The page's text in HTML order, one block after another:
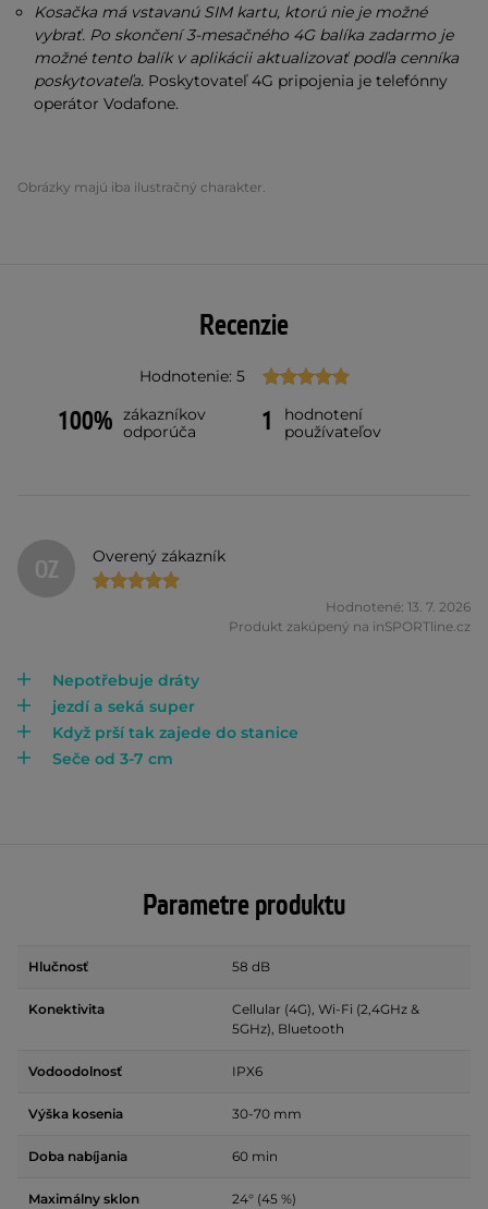
Kosačka má vstavanú SIM kartu, ktorú nie je možné
vybrať. Po skončení 3-mesačného 4G balíka zadarmo je
možné tento balík v aplikácii aktualizovať podľa cenníka
poskytovateľa. Poskytovateľ 4G pripojenia je telefónny
operátor Vodafone.
Obrázky majú iba ilustračný charakter.
Recenzie
Hodnotenie: 5
100%
zákazníkov
odporúča
1
hodnotení
používateľov
OZ Overený zákazník
Hodnotené: 13. 7. 2026
Produkt zakúpený na inSPORTline.cz
Nepotřebuje dráty
jezdí a seká super
Když prší tak zajede do stanice
Seče od 3-7 cm
Parametre produktu
Hlučnosť 58 dB
Konektivita
Cellular (4G), Wi-Fi (2,4GHz &
5GHz), Bluetooth
Vodoodolnosť IPX6
Výška kosenia 30-70 mm
Doba nabíjania 60 min
Maximálny sklon 24° (45 %)